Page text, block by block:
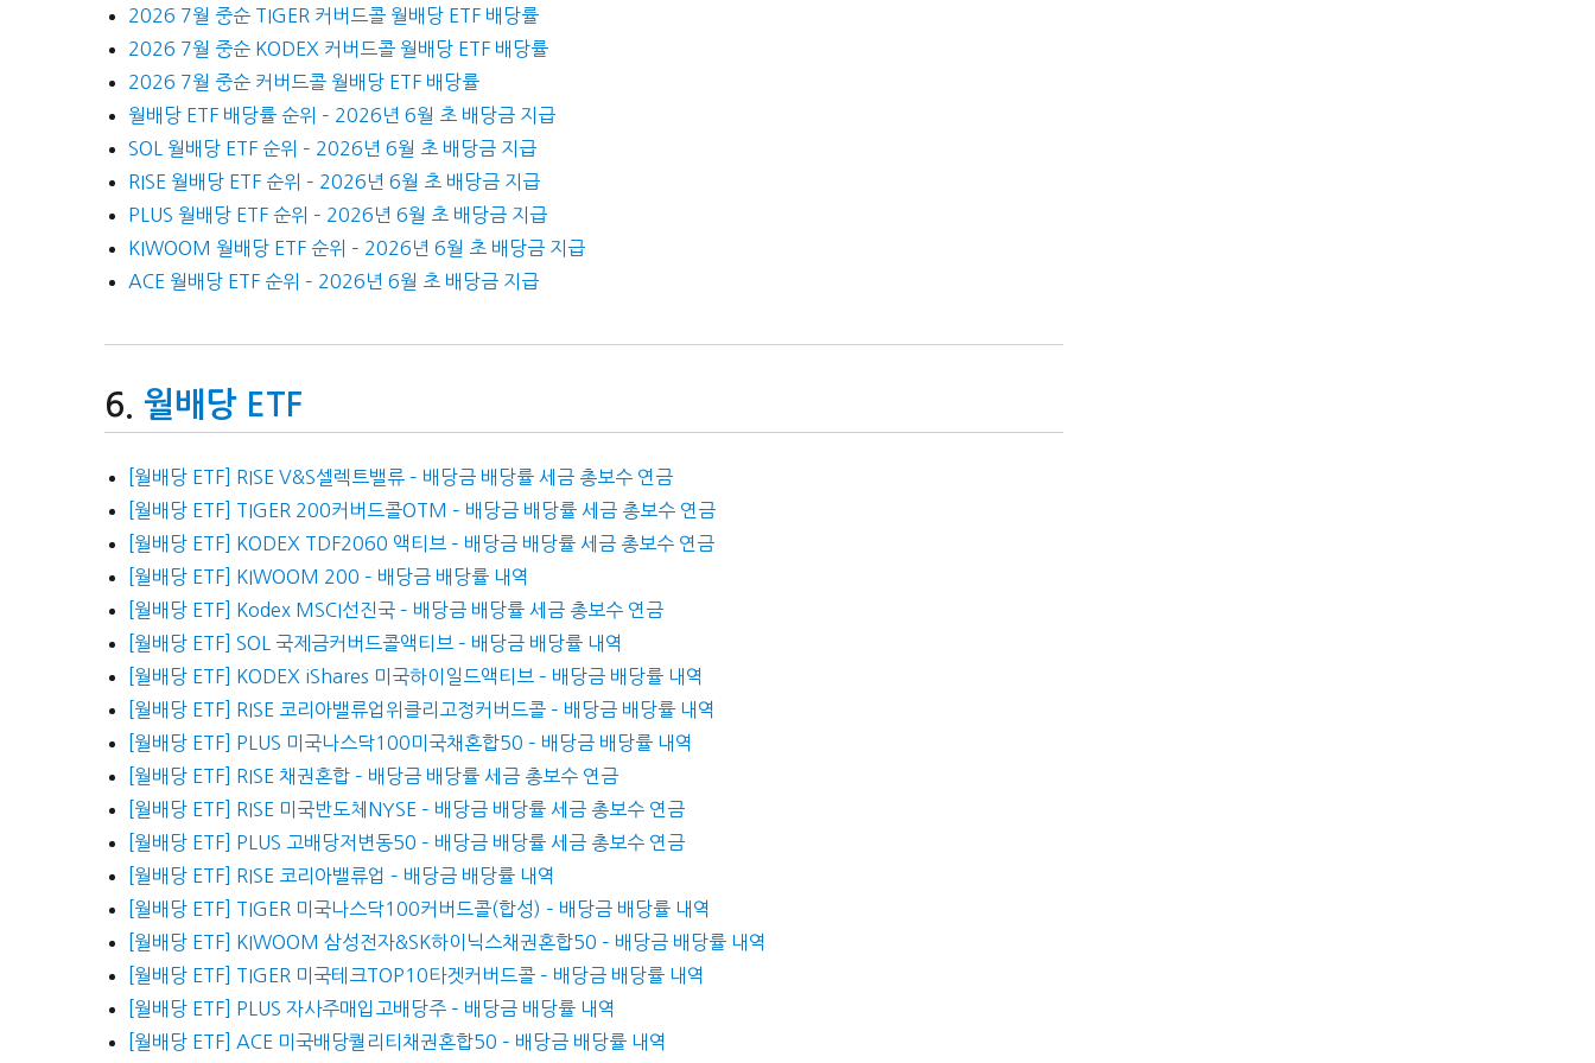
2026 7월 중순 TIGER 커버드콜 월배당 ETF 배당률
2026 7월 중순 KODEX 커버드콜 월배당 ETF 배당률
2026 7월 중순 커버드콜 월배당 ETF 배당률
월배당 ETF 배당률 순위 – 2026년 6월 초 배당금 지급
SOL 월배당 ETF 순위 – 2026년 6월 초 배당금 지급
RISE 월배당 ETF 순위 – 2026년 6월 초 배당금 지급
PLUS 월배당 ETF 순위 – 2026년 6월 초 배당금 지급
KIWOOM 월배당 ETF 순위 – 2026년 6월 초 배당금 지급
ACE 월배당 ETF 순위 – 2026년 6월 초 배당금 지급
월배당 ETF
[월배당 ETF] RISE V&S셀렉트밸류 – 배당금 배당률 세금 총보수 연금
[월배당 ETF] TIGER 200커버드콜OTM – 배당금 배당률 세금 총보수 연금
[월배당 ETF] KODEX TDF2060 액티브 – 배당금 배당률 세금 총보수 연금
[월배당 ETF] KIWOOM 200 – 배당금 배당률 내역
[월배당 ETF] Kodex MSCI선진국 – 배당금 배당률 세금 총보수 연금
[월배당 ETF] SOL 국제금커버드콜액티브 – 배당금 배당률 내역
[월배당 ETF] KODEX iShares 미국하이일드액티브 – 배당금 배당률 내역
[월배당 ETF] RISE 코리아밸류업위클리고정커버드콜 – 배당금 배당률 내역
[월배당 ETF] PLUS 미국나스닥100미국채혼합50 – 배당금 배당률 내역
[월배당 ETF] RISE 채권혼합 – 배당금 배당률 세금 총보수 연금
[월배당 ETF] RISE 미국반도체NYSE – 배당금 배당률 세금 총보수 연금
[월배당 ETF] PLUS 고배당저변동50 – 배당금 배당률 세금 총보수 연금
[월배당 ETF] RISE 코리아밸류업 – 배당금 배당률 내역
[월배당 ETF] TIGER 미국나스닥100커버드콜(합성) – 배당금 배당률 내역
[월배당 ETF] KIWOOM 삼성전자&SK하이닉스채권혼합50 – 배당금 배당률 내역
[월배당 ETF] TIGER 미국테크TOP10타겟커버드콜 – 배당금 배당률 내역
[월배당 ETF] PLUS 자사주매입고배당주 – 배당금 배당률 내역
[월배당 ETF] ACE 미국배당퀄리티채권혼합50 – 배당금 배당률 내역